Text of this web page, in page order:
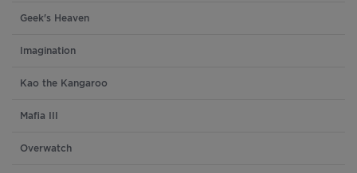
Geek's Heaven
Imagination
Kao the Kangaroo
Mafia III
Overwatch